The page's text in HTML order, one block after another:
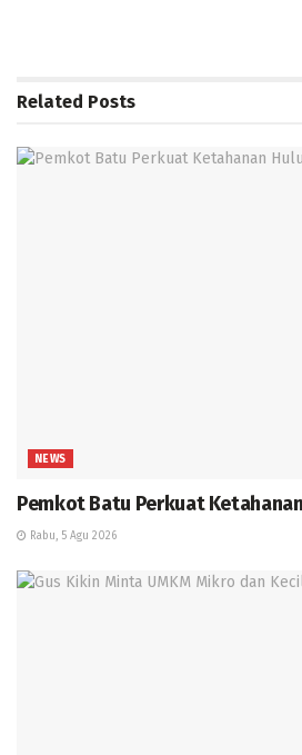
Related Posts
NEWS
Pemkot Batu Perkuat
Rabu, 5 Agu 2026